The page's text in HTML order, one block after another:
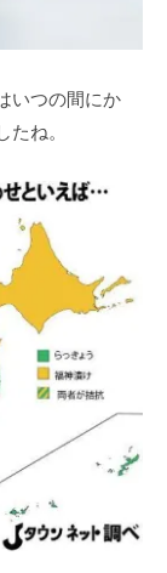
いつの間にか
たね。